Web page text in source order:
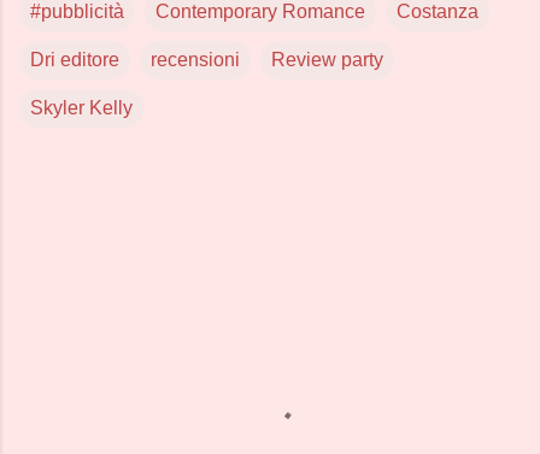
#pubblicità Contemporary Romance Costanza
Dri editore recensioni Review party
Skyler Kelly